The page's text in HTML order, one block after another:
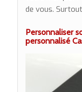
de vous.
Personnaliser
personnalisé